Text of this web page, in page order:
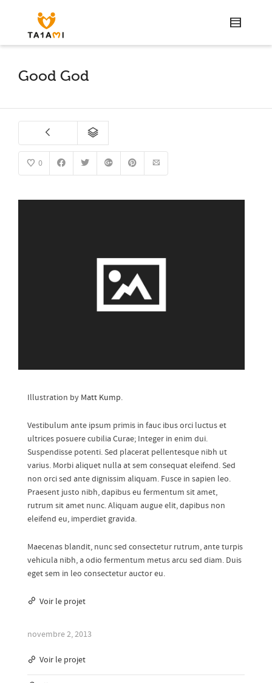
Good God
0
Illustration by Matt Kump.
Vestibulum ante ipsum primis in fauc ibus orci luctus et
ultrices posuere cubilia Curae; Integer in enim dui.
Suspendisse potenti. Sed placerat pellentesque nibh ut
varius. Morbi aliquet nulla at sem consequat eleifend. Sed
non orci sed ante dignissim aliquam. Fusce in sapien leo.
Praesent justo nibh, dapibus eu fermentum sit amet,
rutrum sit amet nunc. Aliquam augue elit, dapibus non
eleifend eu, imperdiet gravida.
Maecenas blandit, nunc sed consectetur rutrum, ante turpis
vehicula nibh, a odio fermentum metus arcu sed diam. Duis
eget sem in leo consectetur auctor eu.
Voir le projet
novembre 2, 2013
Voir le projet